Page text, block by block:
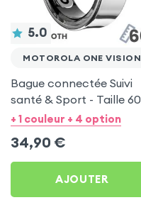
5.0
MOTOROLA ONE VISION
Bague connectée Suivi
santé & Sport - Taille 60
Argent
+ 1 couleur + 4 option
34,90 €
AJOUTER